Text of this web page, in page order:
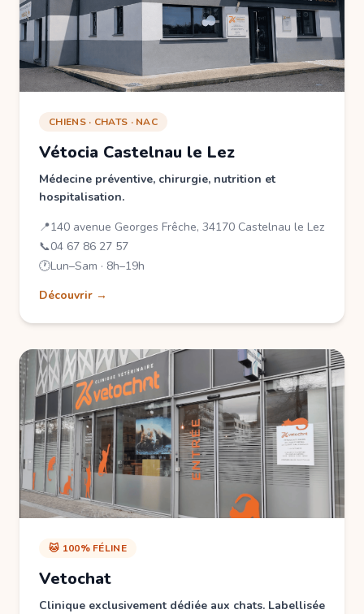
CHIENS · CHATS · NAC
Vétocia Castelnau le Lez
Médecine préventive, chirurgie, nutrition et
hospitalisation.
📍140 avenue Georges Frêche, 34170 Castelnau le Lez
📞04 67 86 27 57
🕐Lun–Sam · 8h–19h
Découvrir →
🐱 100% FÉLINE
Vetochat
Clinique exclusivement dédiée aux chats. Labellisée